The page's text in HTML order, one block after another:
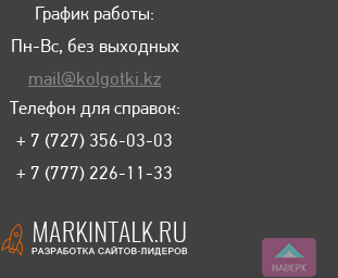
График работы:
Пн-Вс, без выходных
mail@kolgotki.kz
Телефон для справок:
+ 7 (727) 356-03-03
+ 7 (777) 226-11-33